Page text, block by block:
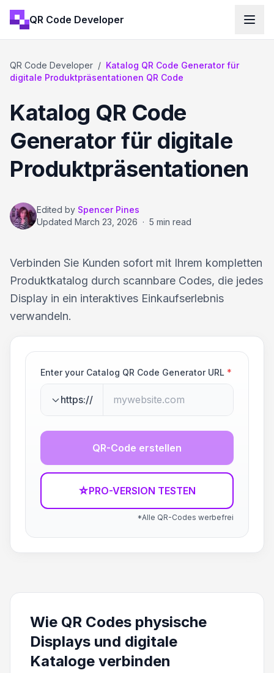
QR Code Developer
QR Code Developer / Katalog QR Code Generator für
digitale Produktpräsentationen QR Code
Katalog QR Code
Generator für digitale
Produktpräsentationen
Edited by Spencer Pines
Updated March 23, 2026 · 5 min read
Verbinden Sie Kunden sofort mit Ihrem kompletten
Produktkatalog durch scannbare Codes, die jedes
Display in ein interaktives Einkaufserlebnis
verwandeln.
Enter your Catalog QR Code Generator URL *
https://
QR-Code erstellen
☆PRO-VERSION TESTEN
*Alle QR-Codes werbefrei
Wie QR Codes physische
Displays und digitale
Kataloge verbinden